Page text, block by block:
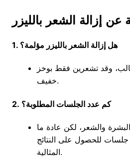
عن إزالة الشعر بالليزر
1. هل إزالة الشعر بالليزر مؤلمة؟
وقد تشعرين فقط بوخز
خفيف.
2. كم عدد الجلسات المطلوبة؟
والشعر، لكن عادة ما
تحتاجين من 6 إلى 8 جلسات للحصول على النتائج
المثالية.